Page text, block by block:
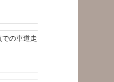
の車道走